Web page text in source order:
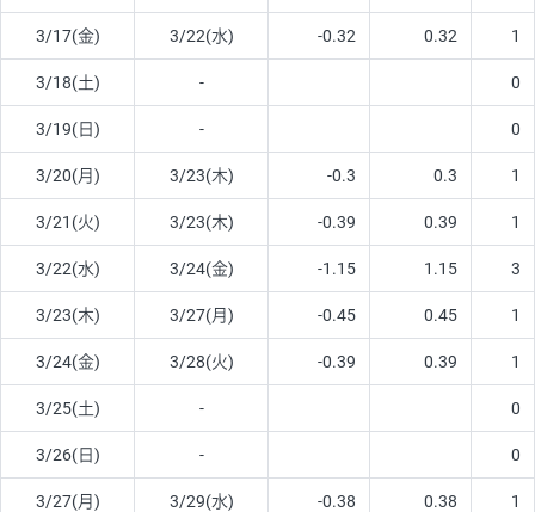
3/17(金) 3/22(水) -0.32 0.32 1
3/18(土) - 0
3/19(日) - 0
3/20(月) 3/23(木) -0.3 0.3 1
3/21(火) 3/23(木) -0.39 0.39 1
3/22(水) 3/24(金) -1.15 1.15 3
3/23(木) 3/27(月) -0.45 0.45 1
3/24(金) 3/28(火) -0.39 0.39 1
3/25(土) - 0
3/26(日) - 0
3/27(月) 3/29(水) -0.38 0.38 1